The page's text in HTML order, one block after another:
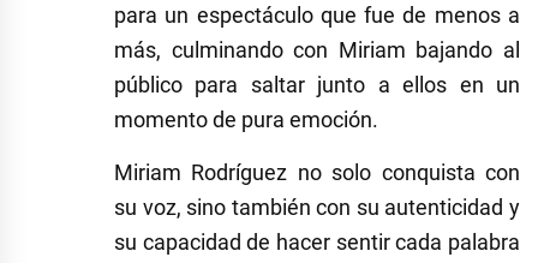
para un espectáculo que fue de menos a
más, culminando con Miriam bajando al
público para saltar junto a ellos en un
momento de pura emoción.
Miriam Rodríguez no solo conquista con
su voz, sino también con su autenticidad y
su capacidad de hacer sentir cada palabra